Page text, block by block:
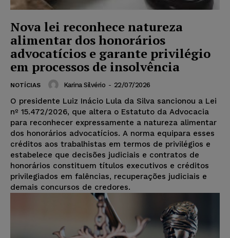
Nova lei reconhece natureza
alimentar dos honorários
advocatícios e garante privilégio
em processos de insolvência
NOTÍCIAS Karina Silvério - 22/07/2026
O presidente Luiz Inácio Lula da Silva sancionou a Lei
nº 15.472/2026, que altera o Estatuto da Advocacia
para reconhecer expressamente a natureza alimentar
dos honorários advocatícios. A norma equipara esses
créditos aos trabalhistas em termos de privilégios e
estabelece que decisões judiciais e contratos de
honorários constituem títulos executivos e créditos
privilegiados em falências, recuperações judiciais e
demais concursos de credores.